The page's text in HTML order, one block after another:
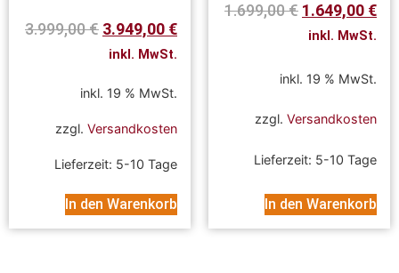
3.999,00€ 3.949,00 €
inkl. MwSt.
inkl. 19 % MwSt.
zzgl. Versandkosten
Lieferzeit: 5-10 Tage
In den Warenkorb
1.699,00€ 1.649,00 €
inkl. MwSt.
inkl. 19 % MwSt.
zzgl. Versandkosten
Lieferzeit: 5-10 Tage
In den Warenkorb